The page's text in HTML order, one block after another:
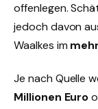
offenlegen.
jedoch davon
Waalkes im
Je nach Quelle
Millionen Euro